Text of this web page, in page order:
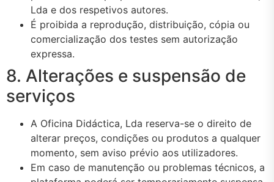
Lda e dos respetivos autores.
É proibida a reprodução, distribuição, cópia ou
comercialização dos testes sem autorização
expressa.
8. Alterações e suspensão de
serviços
A Oficina Didáctica, Lda reserva-se o direito de
alterar preços, condições ou produtos a qualquer
momento, sem aviso prévio aos utilizadores.
Em caso de manutenção ou problemas técnicos, a